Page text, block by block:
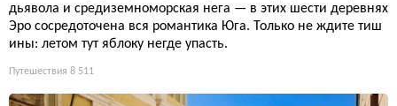
дьявола и средиземноморская нега — в этих шести деревнях
Эро сосредоточена вся романтика Юга. Только не ждите тиш
ины: летом тут яблоку негде упасть.
Путешествия 8 511